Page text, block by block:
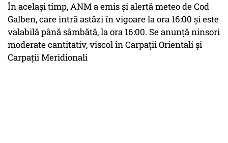
În același timp, ANM a emis și alertă meteo de Cod
Galben, care intră astăzi în vigoare la ora 16:00 și este
valabilă până sâmbătă, la ora 16:00. Se anunță ninsori
moderate cantitativ, viscol în Carpații Orientali și
Carpații Meridionali